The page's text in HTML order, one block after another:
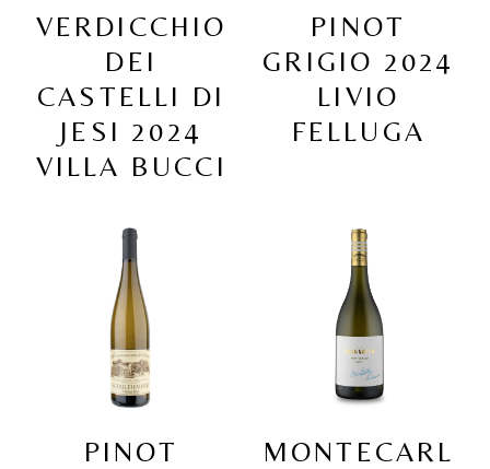
VERDICCHIO
DEI
CASTELLI DI
JESI 2024
VILLA BUCCI
PINOT
GRIGIO 2024
LIVIO
FELLUGA
PINOT
MONTECARL